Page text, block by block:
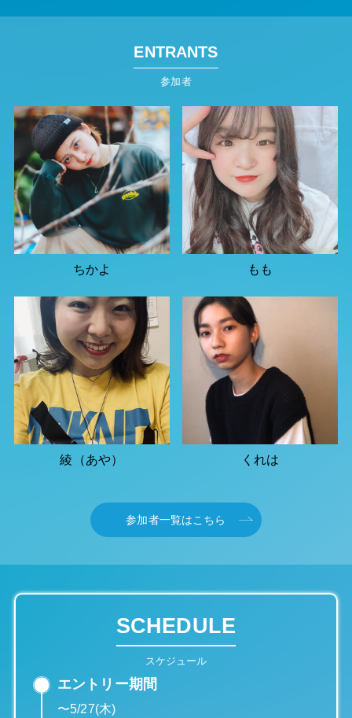
ENTRANTS
参加者
ちかよ もも
綾（あや） くれは
参加者一覧はこちら
SCHEDULE
スケジュール
エントリー期間
〜5/27(木)